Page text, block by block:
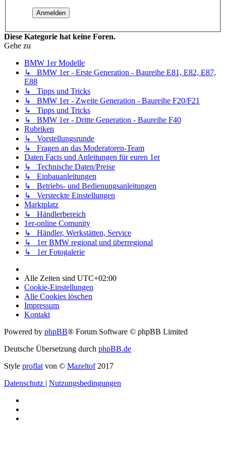
Diese Kategorie hat keine Foren.
Gehe zu
BMW 1er Modelle
↳ BMW 1er - Erste Generation - Baureihe E81, E82, E87,
E88
↳ Tipps und Tricks
↳ BMW 1er - Zweite Generation - Baureihe F20/F21
↳ Tipps und Tricks
↳ BMW 1er - Dritte Generation - Baureihe F40
Rubriken
↳ Vorstellungsrunde
↳ Fragen an das Moderatoren-Team
Daten Facts und Anleitungen für euren 1er
↳ Technische Daten/Preise
↳ Einbauanleitungen
↳ Betriebs- und Bedienungsanleitungen
↳ Versteckte Einstellungen
Marktplatz
↳ Händlerbereich
1er-online Comunity
↳ Händler, Werkstätten, Service
↳ 1er BMW regional und überregional
↳ 1er Fotogalerie
Alle Zeiten sind UTC+02:00
Cookie-Einstellungen
Alle Cookies löschen
Impressum
Kontakt
Powered by phpBB® Forum Software © phpBB Limited
Deutsche Übersetzung durch phpBB.de
Style proflat von © Mazeltof2017
Datenschutz | Nutzungsbedingungen